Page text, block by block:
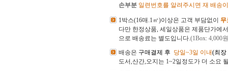
손부분 일련번호를 알려주시면 재 배송
1박스(16매.1㎡)이상은 고객 부담없이 무
다만 한정상품, 세일상품은 제품단가에
으로 배송료는 별도입니다.(1Box: 4,000
배송은 구매결제 후 당일~3일 이내(최장
도서,산간,오지는 1~2일정도가 더 소요